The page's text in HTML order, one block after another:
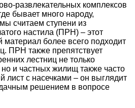
развлекательных комплексов
бывает много народу,
считаем ступени из
настила (ПРН) – этот
материал более всего подходит
ПРН также препятствует
лестниц не только
и частных жилищ также часто
лист с насечками – он выглядит
решением в вопросе